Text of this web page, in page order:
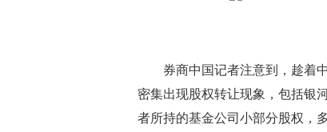
券商中国记者注意到，趁着
密集出现股权转让现象，包括银
者所持的基金公司小部分股权，